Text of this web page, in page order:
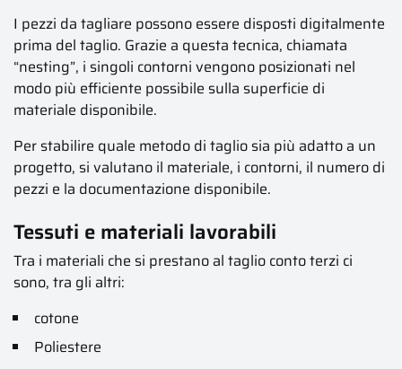
I pezzi da tagliare possono essere disposti digitalmente
prima del taglio. Grazie a questa tecnica, chiamata
“nesting”, i singoli contorni vengono posizionati nel
modo più efficiente possibile sulla superficie di
materiale disponibile.
Per stabilire quale metodo di taglio sia più adatto a un
progetto, si valutano il materiale, i contorni, il numero di
pezzi e la documentazione disponibile.
Tessuti e materiali lavorabili
Tra i materiali che si prestano al taglio conto terzi ci
sono, tra gli altri:
cotone
Poliestere